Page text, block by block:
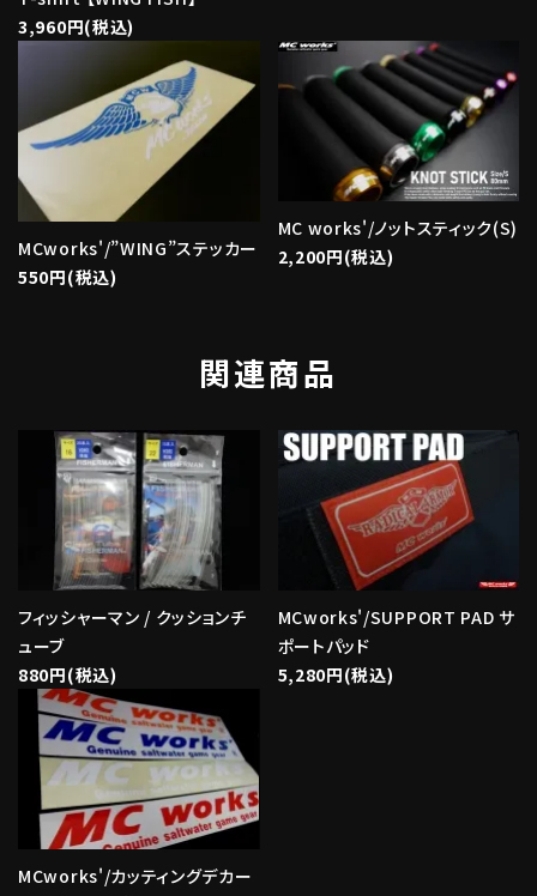
3,960円(税込)
MCworks'/”WING”ステッカー
550円(税込)
MC works'/ノットスティック(S)
2,200円(税込)
関連商品
フィッシャーマン / クッションチ
ューブ
880円(税込)
MCworks'/SUPPORT PAD サ
ポートパッド
5,280円(税込)
MCworks'/カッティングデカー